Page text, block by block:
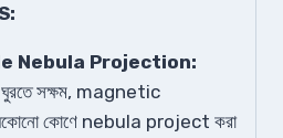
Nebula Projection:
ঘুরতে সক্ষম, magnetic
কোণে nebula project করা